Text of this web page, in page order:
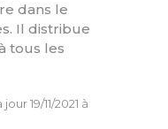
dans le
Il distribue
tous les
19/11/2021 à